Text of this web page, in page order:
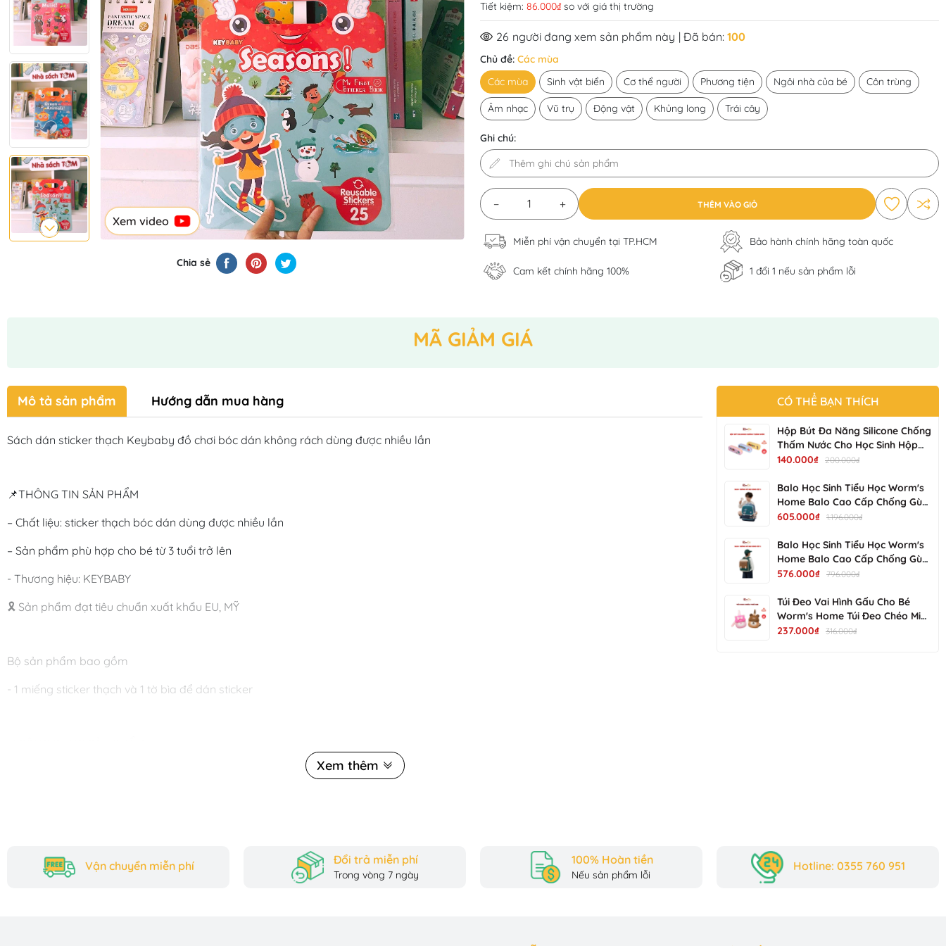
Xem video
Chia sẻ
Tiết kiệm: 86.000₫so với giá thị trường
26 người đang xem sản phẩm này | Đã bán: 100
Chủ đề: Các mùa
Các mùa
Sinh vật biển Cơ thể người Phương tiện Ngôi nhà của bé Côn trùng
Âm nhạc Vũ trụ Động vật Khủng long Trái cây
Ghi chú:
− + THÊM VÀO GIỎ
Miễn phí vận chuyển tại TP.HCM Bảo hành chính hãng toàn quốc
Cam kết chính hãng 100% 1 đổi 1 nếu sản phẩm lỗi
MÃ GIẢM GIÁ
Mô tả sản phẩm Hướng dẫn mua hàng
Sách dán sticker thạch Keybaby đồ chơi bóc dán không rách dùng được nhiều lần
📌THÔNG TIN SẢN PHẨM
– Chất liệu: sticker thạch bóc dán dùng được nhiều lần
– Sản phẩm phù hợp cho bé từ 3 tuổi trở lên
- Thương hiệu: KEYBABY
🎗️ Sản phẩm đạt tiêu chuẩn xuất khẩu EU, MỸ
Bộ sản phẩm bao gồm
- 1 miếng sticker thạch và 1 tờ bìa để dán sticker
ra dán lại nhiều lần mà không bị rách, tạo điều kiện cho bé thử nghiệm nhiều kịch bản khác nhau mà không lo hư hỏng.
Xem thêm
CÓ THỂ BẠN THÍCH
Hộp Bút Đa Năng Silicone Chống
Thấm Nước Cho Học Sinh Hộp
Bút Bền Đẹp, Dễ Vệ Sinh NV-
140.000₫ 200.000₫
Balo Học Sinh Tiểu Học Worm's
Home Balo Cao Cấp Chống Gù
Balo Cho Bé Siêu Nhẹ Chống
S34202
605.000₫ 1.196.000₫
Balo Học Sinh Tiểu Học Worm's
Home Balo Cao Cấp Chống Gù
Balo Cho Bé Siêu Nhẹ Chống
S00502
576.000₫ 796.000₫
Túi Đeo Vai Hình Gấu Cho Bé
Worm's Home Túi Đeo Chéo Mini
Dễ Thương, Gọn Nhẹ, Tiện Mang
237.000₫ 316.000₫
Vận chuyển miễn phí Đổi trả miễn phí
Trong vòng 7 ngày
100% Hoàn tiền
Nếu sản phẩm lỗi
Hotline: 0355 760 951